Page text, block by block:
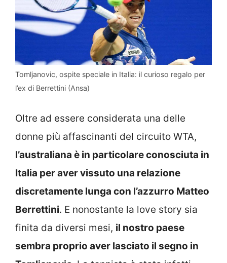
Tomljanovic, ospite speciale in Italia: il curioso regalo per
l’ex di Berrettini (Ansa)
Oltre ad essere considerata una delle
donne più affascinanti del circuito WTA,
l’australiana è in particolare conosciuta in
Italia per aver vissuto una relazione
discretamente lunga con l’azzurro Matteo
Berrettini. E nonostante la love story sia
finita da diversi mesi, il nostro paese
sembra proprio aver lasciato il segno in